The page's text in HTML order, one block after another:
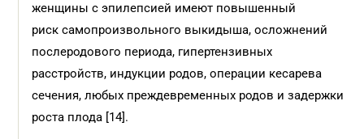
женщины с эпилепсией имеют повышенный
риск самопроизвольного выкидыша, осложнений
послеродового периода, гипертензивных
расстройств, индукции родов, операции кесарева
сечения, любых преждевременных родов и задержки
роста плода [14].